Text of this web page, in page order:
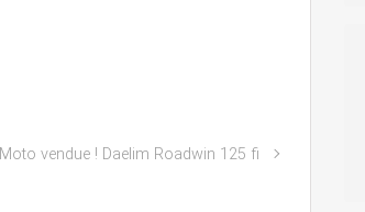
Moto vendue ! Daelim Roadwin 125 fi